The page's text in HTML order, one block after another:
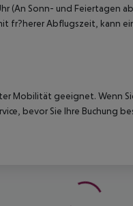
(An Sonn- und Feiertagen
fr?herer Abflugszeit, kann
Mobilität geeignet. Wenn
bevor Sie Ihre Buchung